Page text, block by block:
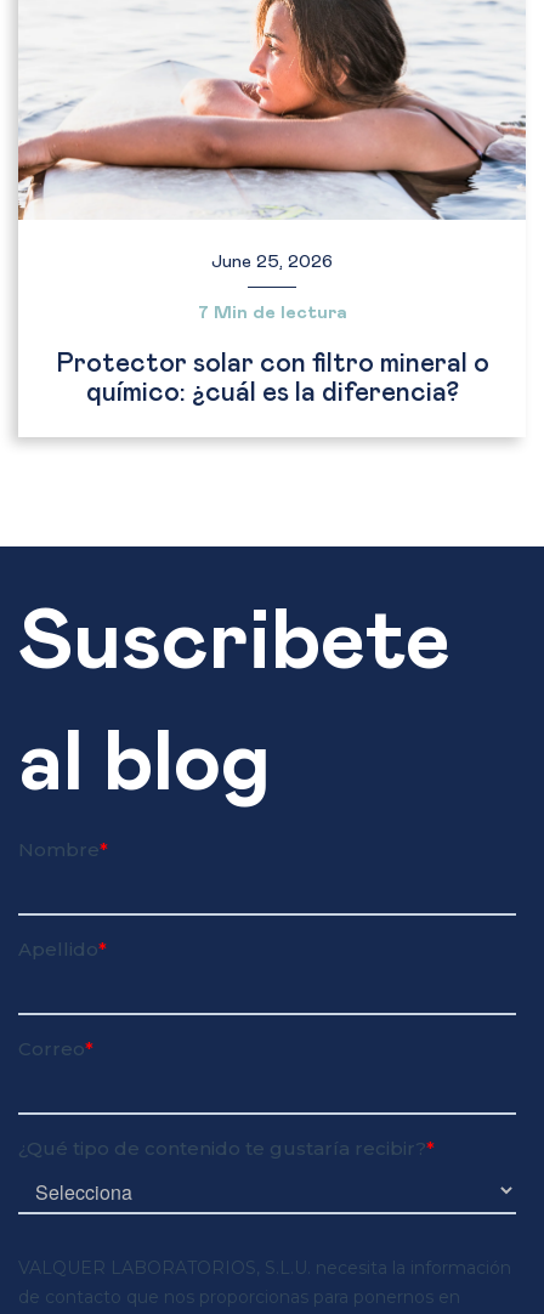
June 25, 2026
7 Min de lectura
Protector solar con filtro mineral o
químico: ¿cuál es la diferencia?
Suscribete
al blog